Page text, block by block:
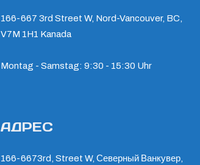
166-667 3rd Street W, Nord-Vancouver, BC,
V7M 1H1 Kanada
Montag - Samstag: 9:30 - 15:30 Uhr
АДРЕС
166-6673rd, Street W, Северный Ванкувер,